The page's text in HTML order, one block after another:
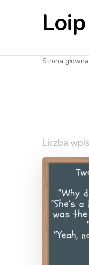
Strona główna
Liczba